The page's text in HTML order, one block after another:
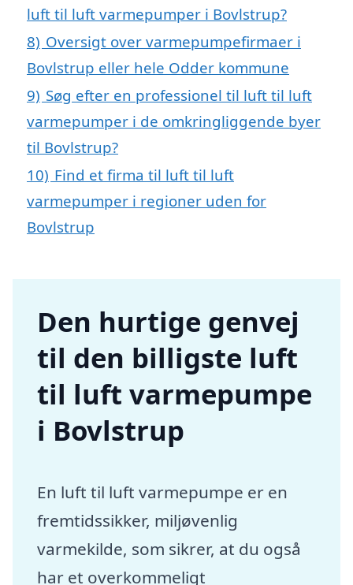
luft til luft varmepumper i Bovlstrup?
8) Oversigt over varmepumpefirmaer i
Bovlstrup eller hele Odder kommune
9) Søg efter en professionel til luft til luft
varmepumper i de omkringliggende byer
til Bovlstrup?
10) Find et firma til luft til luft
varmepumper i regioner uden for
Bovlstrup
Den hurtige genvej
til den billigste luft
til luft varmepumpe
i Bovlstrup
En luft til luft varmepumpe er en
fremtidssikker, miljøvenlig
varmekilde, som sikrer, at du også
har et overkommeligt